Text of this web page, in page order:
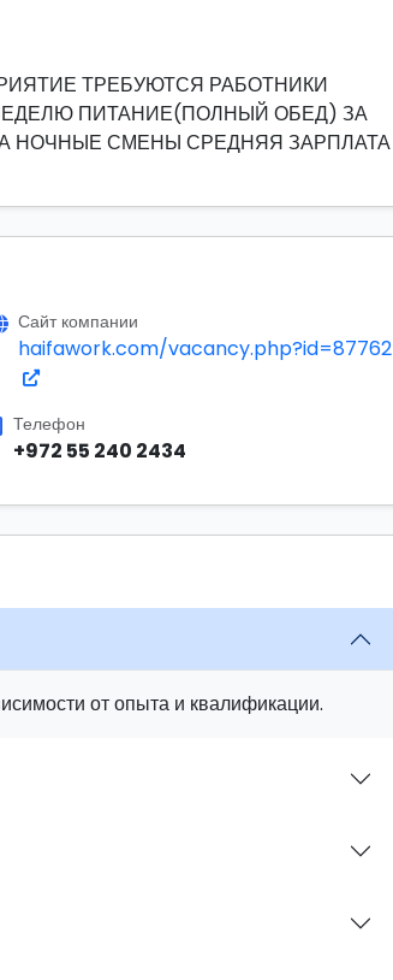
ТРЕБУЮТСЯ РАБОТНИКИ
ПИТАНИЕ(ПОЛНЫЙ ОБЕД) ЗА
НОЧНЫЕ СМЕНЫ СРЕДНЯЯ ЗАРПЛАТА
Сайт компании
haifawork.com/vacancy.php?id=87762
Телефон
+972 55 240 2434
от опыта и квалификации.